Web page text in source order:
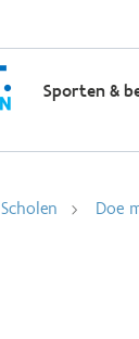
Sporten &
Scholen Doe